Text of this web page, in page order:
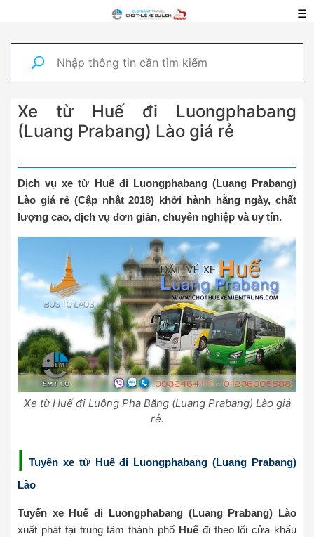
☰
Xe từ Huế đi Luongphabang
(Luang Prabang) Lào giá rẻ
Dịch vụ xe từ Huế đi Luongphabang (Luang Prabang)
Lào giá rẻ (Cập nhật 2018) khởi hành hằng ngày, chất
lượng cao, dịch vụ đơn giản, chuyên nghiệp và uy tín.
Xe từ Huế đi Luông Pha Băng (Luang Prabang) Lào giá
rẻ.
| Tuyến xe từ Huế đi Luongphabang (Luang Prabang)
Lào
Tuyến xe Huế đi Luongphabang (Luang Prabang) Lào
xuất phát tại trung tâm thành phố Huếđi theo lối cửa khẩu